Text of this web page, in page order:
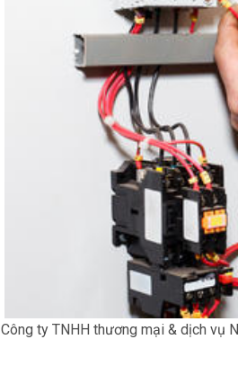
Công ty TNHH thương mại & dịch vụ